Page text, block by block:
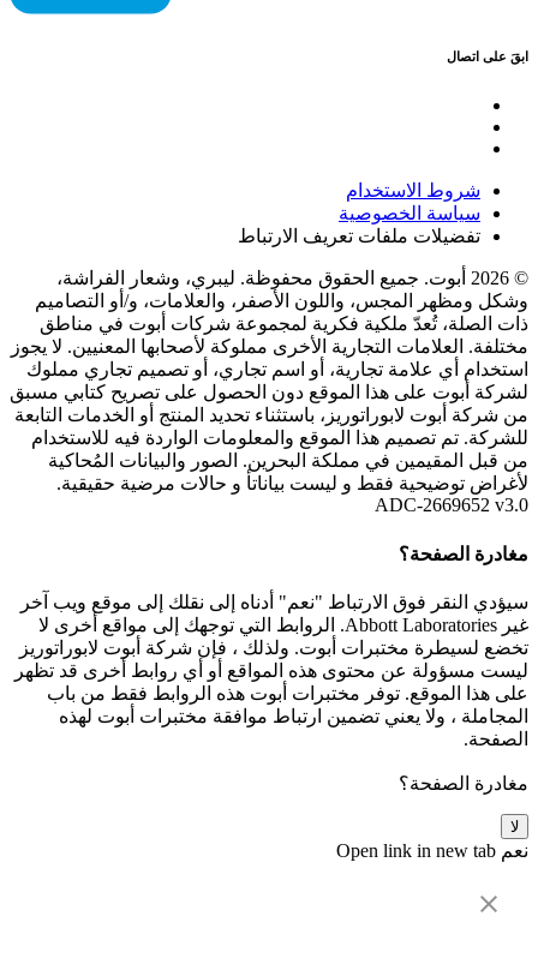
ابقَ على اتصال
شروط الاستخدام
سياسة الخصوصية
تفضيلات ملفات تعريف الارتباط
© 2026 أبوت. جميع الحقوق محفوظة. ليبري، وشعار الفراشة،
وشكل ومظهر المجس، واللون الأصفر، والعلامات، و/أو التصاميم
ذات الصلة، تُعدّ ملكية فكرية لمجموعة شركات أبوت في مناطق
مختلفة. العلامات التجارية الأخرى مملوكة لأصحابها المعنيين. لا يجوز
استخدام أي علامة تجارية، أو اسم تجاري، أو تصميم تجاري مملوك
لشركة أبوت على هذا الموقع دون الحصول على تصريح كتابي مسبق
من شركة أبوت لابوراتوريز، باستثناء تحديد المنتج أو الخدمات التابعة
للشركة. تم تصميم هذا الموقع والمعلومات الواردة فيه للاستخدام
من قبل المقيمين في مملكة البحرين. الصور والبيانات المُحاكية
لأغراض توضيحية فقط و ليست بياناتأ و حالات مرضية حقيقية.
ADC-2669652 v3.0
مغادرة الصفحة؟
سيؤدي النقر فوق الارتباط "نعم" أدناه إلى نقلك إلى موقع ويب آخر
غير Abbott Laboratories. الروابط التي توجهك إلى مواقع أخرى لا
تخضع لسيطرة مختبرات أبوت. ولذلك ، فإن شركة أبوت لابوراتوريز
ليست مسؤولة عن محتوى هذه المواقع أو أي روابط أخرى قد تظهر
على هذا الموقع. توفر مختبرات أبوت هذه الروابط فقط من باب
المجاملة ، ولا يعني تضمين ارتباط موافقة مختبرات أبوت لهذه
الصفحة.
مغادرة الصفحة؟
لا
نعم Open link in new tab